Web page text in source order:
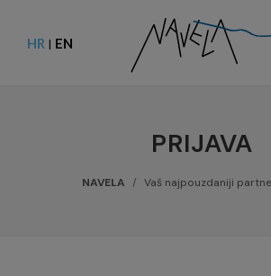
HR | EN
PRIJAVA
NAVELA Vaš najpouzdaniji